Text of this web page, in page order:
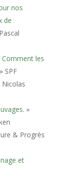
nos
de
les
» SPF
»
& Progrès
et